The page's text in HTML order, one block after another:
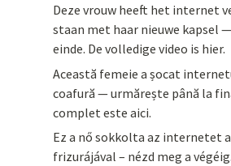
Deze vrouw heeft het internet
staan met haar nieuwe kapsel
einde. De volledige video is hier.
Această femeie a șocat
coafură — urmărește până la
complet este aici.
Ez a nő sokkolta az internetet
frizurájával – nézd meg a